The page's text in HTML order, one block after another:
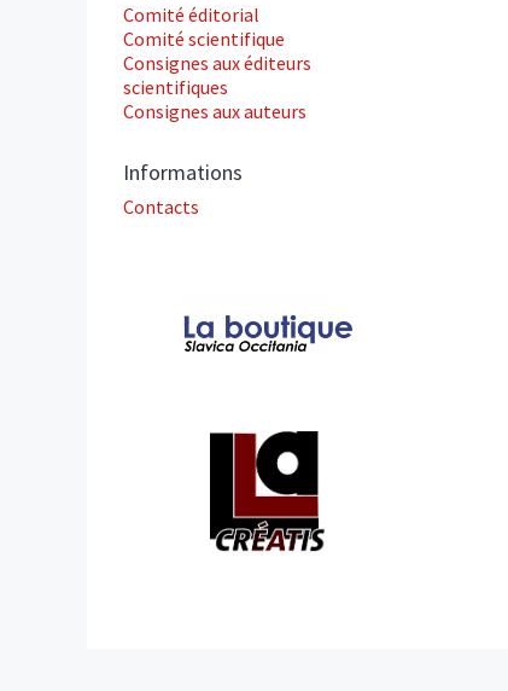
Comité éditorial
Comité scientifique
Consignes aux éditeurs
scientifiques
Consignes aux auteurs
Informations
Contacts